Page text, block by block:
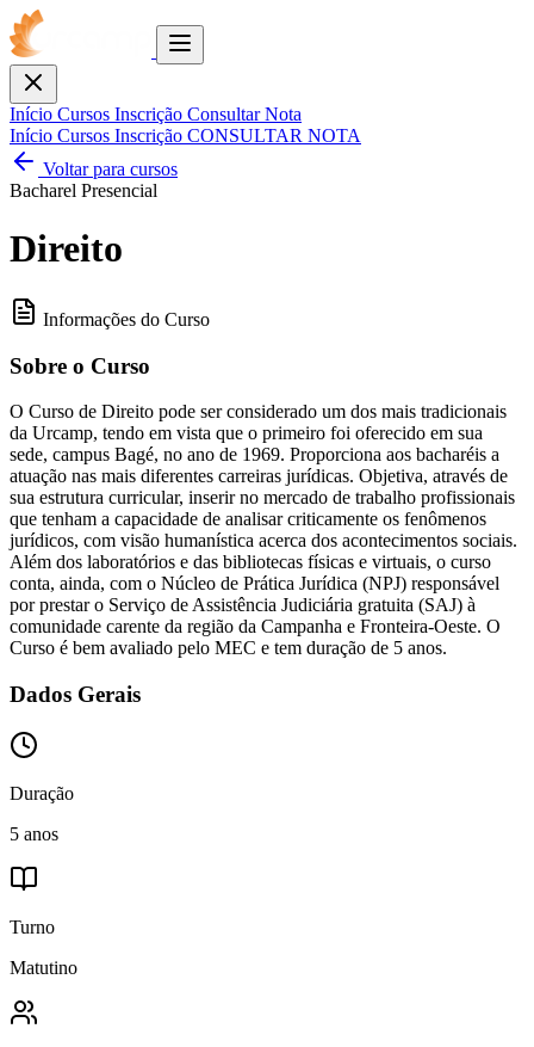
Toggle
Fechar
Início Cursos Inscrição Consultar Nota
Início Cursos Inscrição CONSULTAR NOTA
Voltar para cursos
Bacharel Presencial
Direito
Informações do Curso
Sobre o Curso
O Curso de Direito pode ser considerado um dos mais tradicionais
da Urcamp, tendo em vista que o primeiro foi oferecido em sua
sede, campus Bagé, no ano de 1969. Proporciona aos bacharéis a
atuação nas mais diferentes carreiras jurídicas. Objetiva, através de
sua estrutura curricular, inserir no mercado de trabalho profissionais
que tenham a capacidade de analisar criticamente os fenômenos
jurídicos, com visão humanística acerca dos acontecimentos sociais.
Além dos laboratórios e das bibliotecas físicas e virtuais, o curso
conta, ainda, com o Núcleo de Prática Jurídica (NPJ) responsável
por prestar o Serviço de Assistência Judiciária gratuita (SAJ) à
comunidade carente da região da Campanha e Fronteira-Oeste. O
Curso é bem avaliado pelo MEC e tem duração de 5 anos.
Dados Gerais
Duração
5 anos
Turno
Matutino